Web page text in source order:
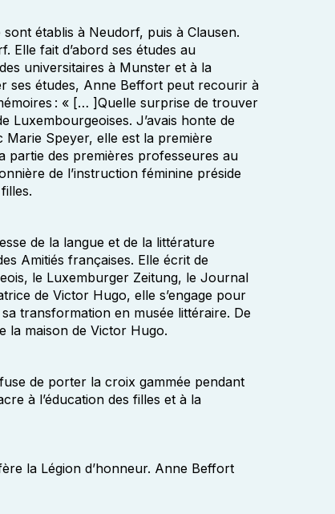
établis à Neudorf, puis à Clausen.
Elle fait d’abord ses études au
universitaires à Munster et à la
ses études, Anne Beffort peut recourir à
: « [… ]Quelle surprise de trouver
Luxembourgeoises. J’avais honte de
Speyer, elle est la première
partie des premières professeures au
de l’instruction féminine préside
de la langue et de la littérature
Amitiés françaises. Elle écrit de
le Luxemburger Zeitung, le Journal
de Victor Hugo, elle s’engage pour
transformation en musée littéraire. De
la maison de Victor Hugo.
de porter la croix gammée pendant
à l’éducation des filles et à la
la Légion d’honneur. Anne Beffort